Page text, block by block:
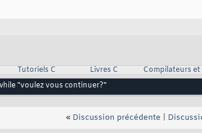
Tutoriels C Livres C Compilateurs et
"voulez vous continuer?"
« Discussion précédente